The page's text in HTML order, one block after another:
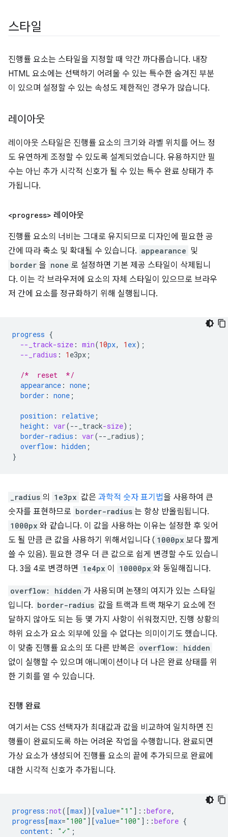
스타일
진행률 요소는 스타일을 지정할 때 약간 까다롭습니다. 내장
HTML 요소에는 선택하기 어려울 수 있는 특수한 숨겨진 부분
이 있으며 설정할 수 있는 속성도 제한적인 경우가 많습니다.
레이아웃
레이아웃 스타일은 진행률 요소의 크기와 라벨 위치를 어느 정
도 유연하게 조정할 수 있도록 설계되었습니다. 유용하지만 필
수는 아닌 추가 시각적 신호가 될 수 있는 특수 완료 상태가 추
가됩니다.
<progress> 레이아웃
진행률 요소의 너비는 그대로 유지되므로 디자인에 필요한 공
간에 따라 축소 및 확대될 수 있습니다. appearance 및
border 을 none 로 설정하면 기본 제공 스타일이 삭제됩니
다. 이는 각 브라우저에 요소의 자체 스타일이 있으므로 브라우
저 간에 요소를 정규화하기 위해 실행됩니다.
progress {
--_track-size : min(10px, 1 ex);
--_radius : 1 e3px ;
/*  reset  */
appearance : none ;
border : none ;
position : relative ;
height : var(-- _track-size);
border-radius : var(-- _radius);
overflow : hidden ;
}
_radius 의 1e3px 값은 과학적 숫자 표기법을 사용하여 큰
숫자를 표현하므로 border-radius 는 항상 반올림됩니다.
1000px 와 같습니다. 이 값을 사용하는 이유는 설정한 후 잊어
도 될 만큼 큰 값을 사용하기 위해서입니다 ( 1000px 보다 짧게
쓸 수 있음). 필요한 경우 더 큰 값으로 쉽게 변경할 수도 있습니
다. 3을 4로 변경하면 1e4px 이 10000px 와 동일해집니다.
overflow: hidden 가 사용되며 논쟁의 여지가 있는 스타일
입니다. border-radius 값을 트랙과 트랙 채우기 요소에 전
달하지 않아도 되는 등 몇 가지 사항이 쉬워졌지만, 진행 상황의
하위 요소가 요소 외부에 있을 수 없다는 의미이기도 했습니다.
이 맞춤 진행률 요소의 또 다른 반복은 overflow: hidden
없이 실행할 수 있으며 애니메이션이나 더 나은 완료 상태를 위
한 기회를 열 수 있습니다.
진행 완료
여기서는 CSS 선택자가 최대값과 값을 비교하여 일치하면 진
행률이 완료되도록 하는 어려운 작업을 수행합니다. 완료되면
가상 요소가 생성되어 진행률 요소의 끝에 추가되므로 완료에
대한 시각적 신호가 추가됩니다.
progress :not([max])[value="1" ] ::before,
progress [max="100" ][value="100" ] ::before {
content : "✓" ;